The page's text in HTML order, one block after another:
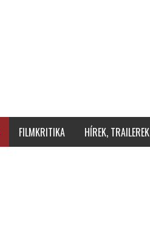
FILMKRITIKA HÍREK, TRAILEREK